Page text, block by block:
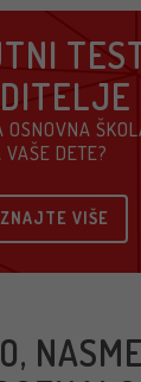
VAŠE DETE?
VIŠE